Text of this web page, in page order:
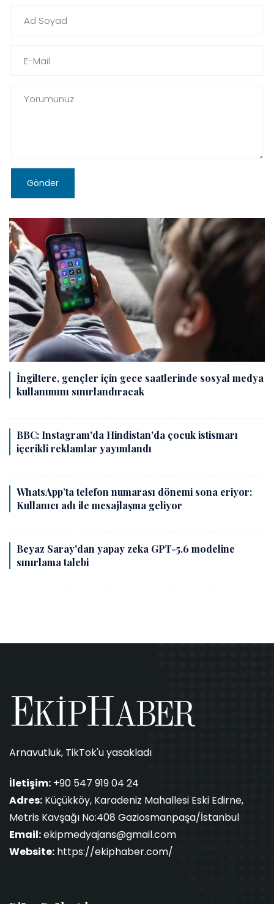
Gönder
İngiltere, gençler için gece saatlerinde sosyal medya
kullanımını sınırlandıracak
BBC: Instagram'da Hindistan'da çocuk istismarı
içerikli reklamlar yayımlandı
WhatsApp’ta telefon numarası dönemi sona eriyor:
Kullanıcı adı ile mesajlaşma geliyor
Beyaz Saray'dan yapay zeka GPT-5.6 modeline
sınırlama talebi
Arnavutluk, TikTok'u yasakladı
İletişim: +90 547 919 04 24
Adres: Küçükköy, Karadeniz Mahallesi Eski Edirne,
Metris Kavşağı No:408 Gaziosmanpaşa/İstanbul
Email:ekipmedyajans@gmail.com
Website: https://ekiphaber.com/